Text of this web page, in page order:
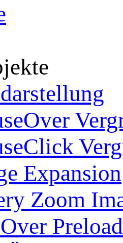
Expansion
Zoom
Preload